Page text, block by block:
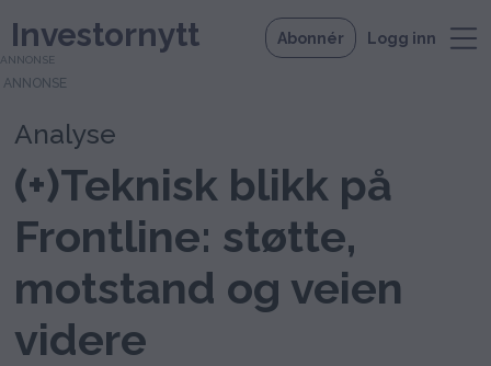
Investornytt Abonnér Logg inn
ANNONSE
Analyse
(+)Teknisk blikk på
Frontline: støtte,
motstand og veien
videre